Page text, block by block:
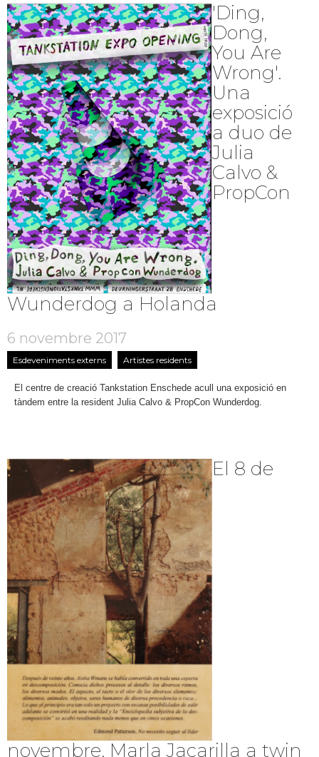
'Ding,
Dong,
You Are
Wrong'.
Una
exposició
a duo de
Julia
Calvo &
PropCon
Wunderdog a Holanda
6 novembre 2017
Esdeveniments externs Artistes residents
El centre de creació Tankstation Enschede acull una exposició en
tàndem entre la resident Julia Calvo & PropCon Wunderdog.
El 8 de
novembre, Marla Jacarilla a twin